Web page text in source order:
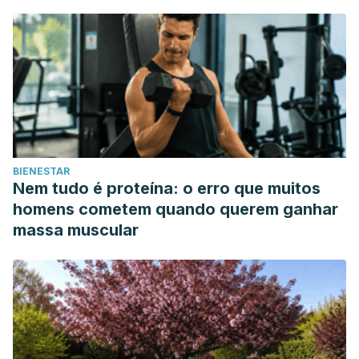
espontáneos recurrentes. EMC-Ginecología-Obstetricia,
57(3), 1-17.
Ávila Darcia, Sergio, and Jader Gutiérrez Gómez. “Aborto
recurrente.”
Medicina Legal de Costa Rica 34.1 (2017): 226-
236.
BIENESTAR
Nem tudo é proteína: o erro que muitos
homens cometem quando querem ganhar
massa muscular